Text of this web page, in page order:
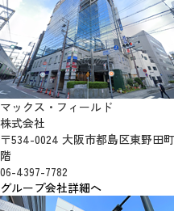
マックス・フィールド
株式会社
〒534-0024 大阪市都島区東野田
階
06-4397-7782
グループ会社詳細へ